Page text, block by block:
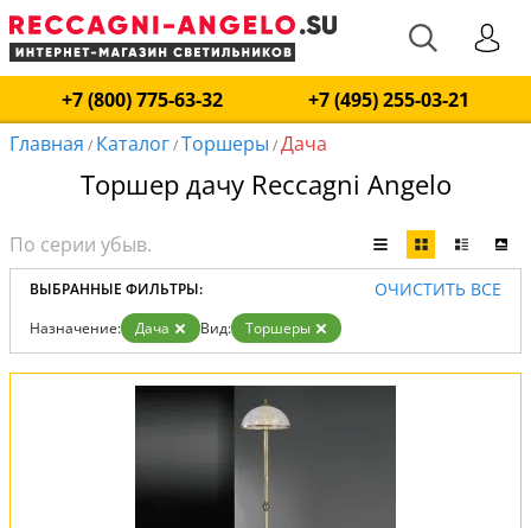
+7 (800) 775-63-32
+7 (495) 255-03-21
Главная / Каталог/Торшеры /Дача
Торшер дачу Reccagni Angelo
ВЫБРАННЫЕ ФИЛЬТРЫ: ОЧИСТИТЬ ВСЕ
Назначение: Дача Вид: Торшеры